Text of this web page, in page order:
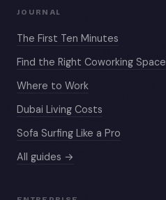
JOURNAL
The First Ten Minutes
Find the Right Coworking Space
Where to Work
Dubai Living Costs
Sofa Surfing Like a Pro
All guides →